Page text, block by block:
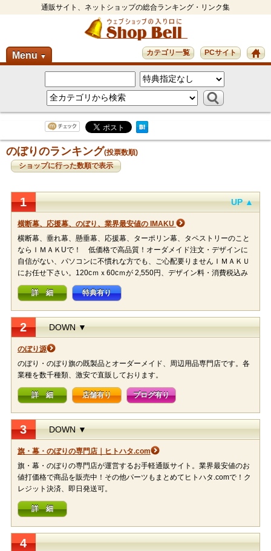
通販サイト、ネットショップの総合ランキング・リンク集
Menu ▼ PCサイト
カテゴリ一覧
のぼりのランキング(投票数順)
ショップに行った数順で表示
1 UP ▲
横断幕、応援幕、のぼり、業界最安値の IMAKU
横断幕、垂れ幕、懸垂幕、応援幕、ターポリン幕、タペストリーのこと
ならＩＭＡＫUで！ 低価格で高品質！オーダメイド注文・デザインに
自信がない、パソコンに不慣れな方でも、ご心配要りませんＩＭＡＫＵ
にお任せ下さい。120cｍｘ60cｍが 2,550円、デザイン料・消費税込み
詳 細 特典有り
2 DOWN ▼
のぼり源
のぼり・のぼり旗の既製品とオーダーメイド、周辺用品専門店です。各
業種を数千種類、激安で直販しております。
詳 細 店舗有り ブログ有り
3 DOWN ▼
旗・幕・のぼりの専門店｜ヒトハタ.com
旗・幕・のぼりの専門店が運営するお手軽通販サイト。業界最安値のお
値打価格で商品を販売中！その他パーツもまとめてヒトハタ.comで！ク
レジット決済、即日発送可。
詳 細
4